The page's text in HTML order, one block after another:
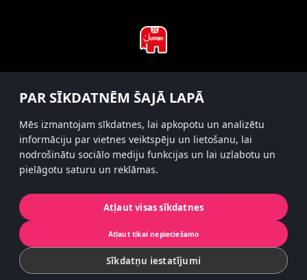
PAR SĪKDATNĒM ŠAJĀ LAPĀ
Mēs izmantojam sīkdatnes, lai apkopotu un analizētu
informāciju par vietnes veiktspēju un lietošanu, lai
nodrošinātu sociālo mediju funkcijas un lai uzlabotu un
pielāgotu saturu un reklāmas.
Atļaut visas sīkdatnes
Atļaut tikai nepieciešamo
Sīkdatņu iestatījumi
#hitsterparty
concept by Slættaratindur AB & Friends